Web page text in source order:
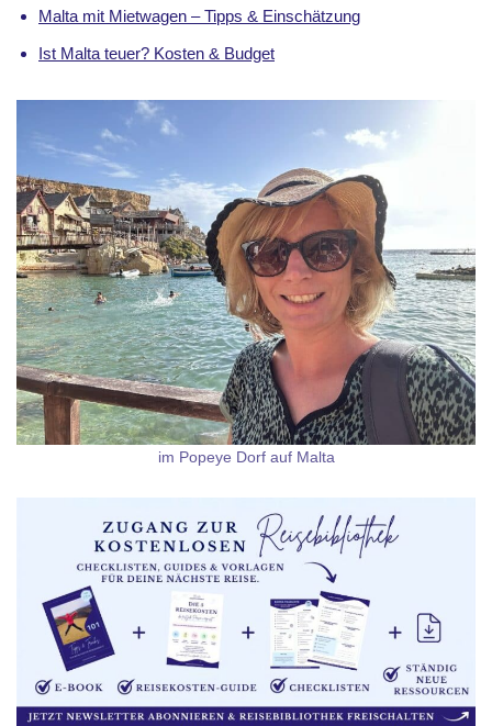
Malta mit Mietwagen – Tipps & Einschätzung
Ist Malta teuer? Kosten & Budget
im Popeye Dorf auf Malta